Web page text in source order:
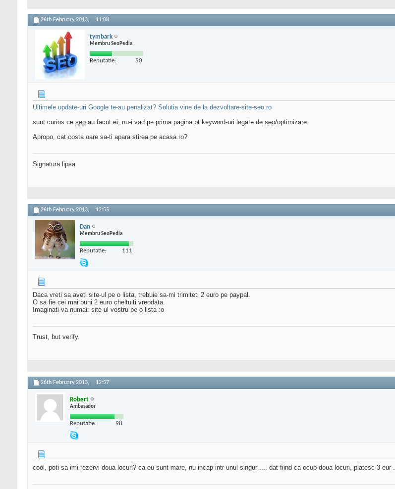
26th February 2013, 11:08
tymbark
Membru SeoPedia
Reputatie: 50
Ultimele update-uri Google te-au penalizat? Solutia vine de la dezvoltare-site-seo.ro
sunt curios ce seo au facut ei, nu-i vad pe prima pagina pt keyword-uri legate de seo/optimizare
Apropo, cat costa oare sa-ti apara stirea pe acasa.ro?
Signatura lipsa
26th February 2013, 12:55
Dan
Membru SeoPedia
Reputatie: 111
Daca vreti sa aveti site-ul pe o lista, trebuie sa-mi trimiteti 2 euro pe paypal.
O sa fie cei mai buni 2 euro cheltuiti vreodata.
Imaginati-va numai: site-ul vostru pe o lista :o
Trust, but verify.
26th February 2013, 12:57
Robert
Ambasador
Reputatie: 98
cool, poti sa imi rezervi doua locuri? ca eu sunt mare, nu incap intr-unul singur .... dat fiind ca ocup doua locuri, platesc 3 eur .